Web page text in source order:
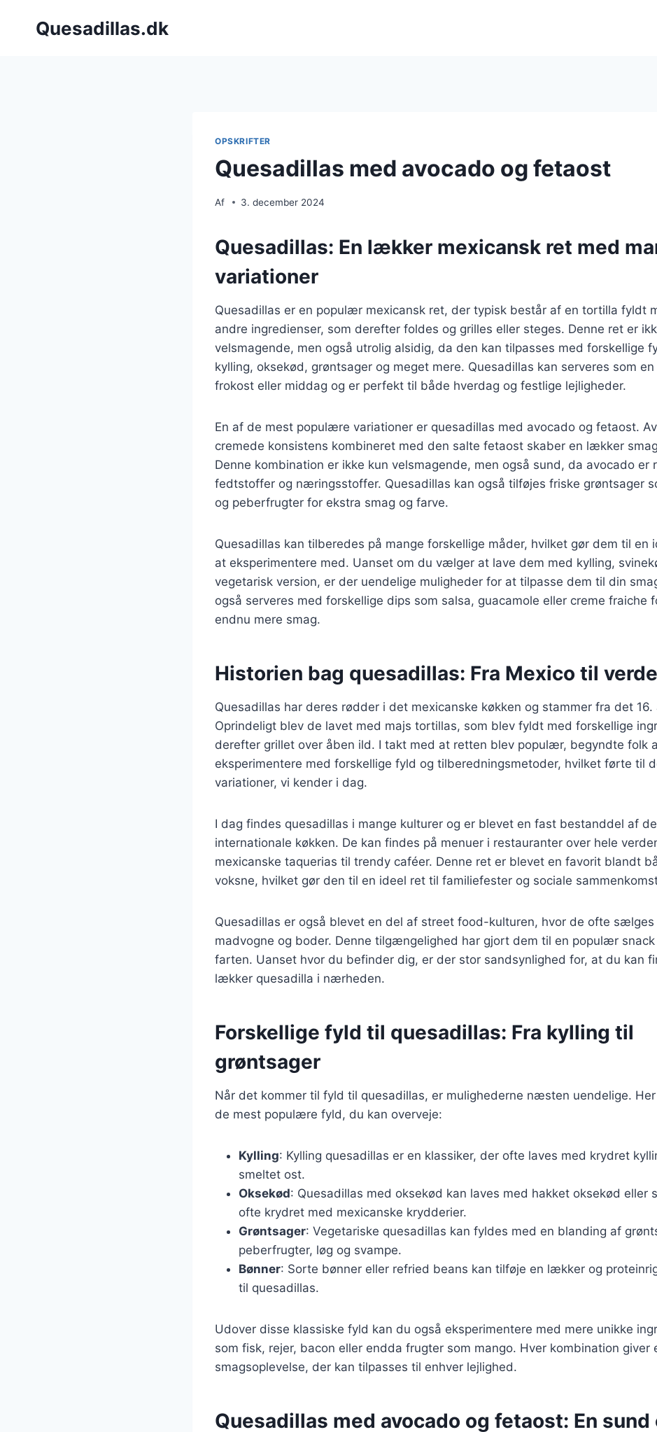
Quesadillas.dk
OPSKRIFTER
Quesadillas med avocado og fetaost
Af 3. december 2024
Quesadillas: En lækker mexicansk ret med
variationer
Quesadillas er en populær mexicansk ret, der typisk består af en tortilla fyldt
andre ingredienser, som derefter foldes og grilles eller steges. Denne ret er
velsmagende, men også utrolig alsidig, da den kan tilpasses med forskellige
kylling, oksekød, grøntsager og meget mere. Quesadillas kan serveres som en
frokost eller middag og er perfekt til både hverdag og festlige lejligheder.
En af de mest populære variationer er quesadillas med avocado og fetaost.
cremede konsistens kombineret med den salte fetaost skaber en lækker
Denne kombination er ikke kun velsmagende, men også sund, da avocado er
fedtstoffer og næringsstoffer. Quesadillas kan også tilføjes friske grøntsager
og peberfrugter for ekstra smag og farve.
Quesadillas kan tilberedes på mange forskellige måder, hvilket gør dem til en
at eksperimentere med. Uanset om du vælger at lave dem med kylling,
vegetarisk version, er der uendelige muligheder for at tilpasse dem til din
også serveres med forskellige dips som salsa, guacamole eller creme fraiche
endnu mere smag.
Historien bag quesadillas: Fra Mexico til
Quesadillas har deres rødder i det mexicanske køkken og stammer fra det 16.
Oprindeligt blev de lavet med majs tortillas, som blev fyldt med forskellige
derefter grillet over åben ild. I takt med at retten blev populær, begyndte folk
eksperimentere med forskellige fyld og tilberedningsmetoder, hvilket førte til
variationer, vi kender i dag.
I dag findes quesadillas i mange kulturer og er blevet en fast bestanddel af
internationale køkken. De kan findes på menuer i restauranter over hele
mexicanske taquerias til trendy caféer. Denne ret er blevet en favorit blandt
voksne, hvilket gør den til en ideel ret til familiefester og sociale
Quesadillas er også blevet en del af street food-kulturen, hvor de ofte sælges
madvogne og boder. Denne tilgængelighed har gjort dem til en populær
farten. Uanset hvor du befinder dig, er der stor sandsynlighed for, at du kan
lækker quesadilla i nærheden.
Forskellige fyld til quesadillas: Fra kylling til
grøntsager
Når det kommer til fyld til quesadillas, er mulighederne næsten uendelige.
de mest populære fyld, du kan overveje:
Kylling: Kylling quesadillas er en klassiker, der ofte laves med krydret
smeltet ost.
Oksekød: Quesadillas med oksekød kan laves med hakket oksekød eller
ofte krydret med mexicanske krydderier.
Grøntsager: Vegetariske quesadillas kan fyldes med en blanding af
peberfrugter, løg og svampe.
Bønner: Sorte bønner eller refried beans kan tilføje en lækker og
til quesadillas.
Udover disse klassiske fyld kan du også eksperimentere med mere unikke
som fisk, rejer, bacon eller endda frugter som mango. Hver kombination giver
smagsoplevelse, der kan tilpasses til enhver lejlighed.
Quesadillas med avocado og fetaost: En sund